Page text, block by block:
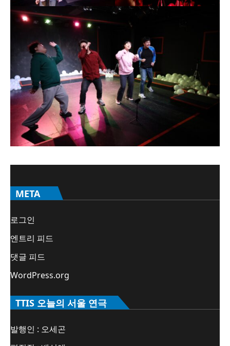
META
로그인
엔트리 피드
댓글 피드
WordPress.org
TTIS 오늘의 서울 연극
발행인 : 오세곤